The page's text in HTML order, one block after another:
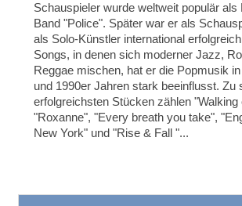
Schauspieler wurde weltweit populär als
Band "Police". Später war er als
als Solo-Künstler international
Songs, in denen sich moderner Jazz,
Reggae mischen, hat er die Popmusik
und 1990er Jahren stark beeinflusst. Zu
erfolgreichsten Stücken zählen "Walking
"Roxanne", "Every breath you take",
New York" und "Rise & Fall "...